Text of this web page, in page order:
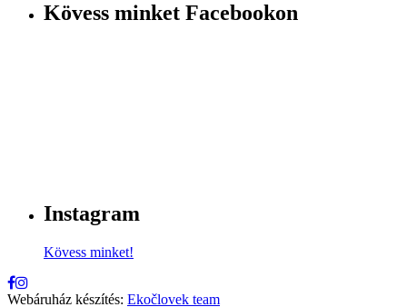
Kövess minket Facebookon
Instagram
Kövess minket!
Webáruház készítés: Ekočlovek team